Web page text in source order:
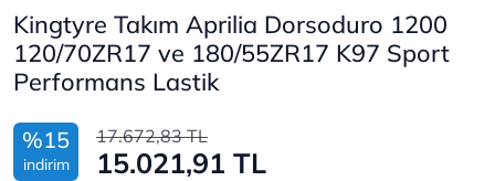
Kingtyre Takım Aprilia Dorsoduro 1200
120/70ZR17 ve 180/55ZR17 K97 Sport
Performans Lastik
%15
indirim
17.672,83 TL
15.021,91 TL